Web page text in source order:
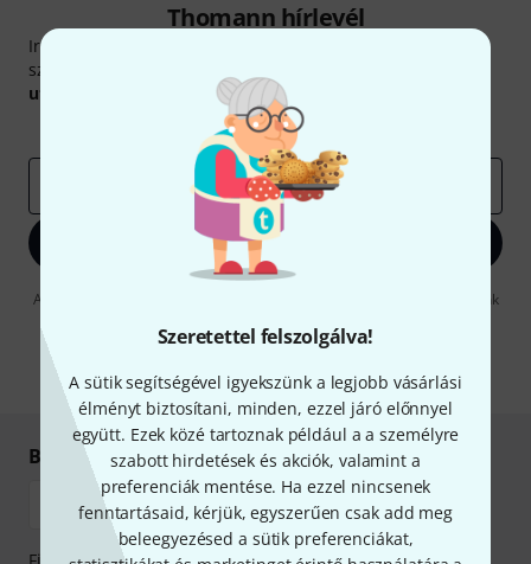
Szeretettel felszolgálva!
A sütik segítségével igyekszünk a legjobb vásárlási
élményt biztosítani, minden, ezzel járó előnnyel
együtt. Ezek közé tartoznak például a a személyre
szabott hirdetések és akciók, valamint a
preferenciák mentése. Ha ezzel nincsenek
fenntartásaid, kérjük, egyszerűen csak add meg
beleegyezésed a sütik preferenciákat,
Thomann hírlevél
Iratkozz fel a Thomann angol nyelvű hírlevelére, és kis
szerencsével megnyerheted a
utalvány
Inspiráló gondolatok
Akciók
Bejelentkezés
A "Bejelentkezés" gombra kattintva elfogadja, hogy e-mailben küldjünk
információkat azdata protection guideline-ben talál.
* Kitöltés kötelező
Biztonságos vásárlás és fizetés